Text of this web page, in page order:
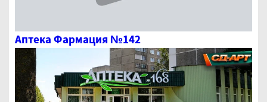
Аптека Фармация №142